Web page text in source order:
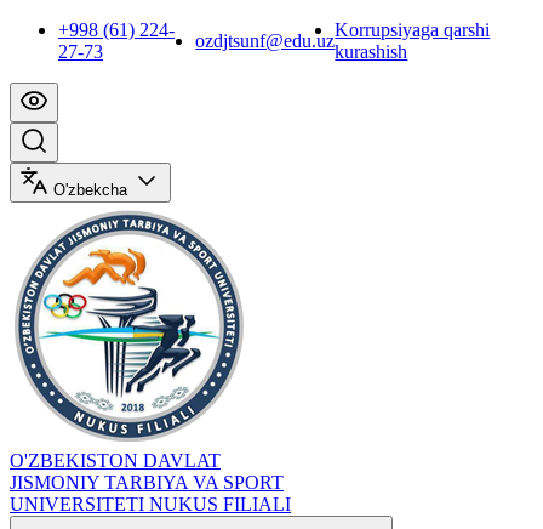
+998 (61) 224-
27-73
ozdjtsunf@edu.uz
Korrupsiyaga qarshi
kurashish
O'zbekcha
O'ZBEKISTON DAVLAT
JISMONIY TARBIYA VA SPORT
UNIVERSITETI NUKUS FILIALI